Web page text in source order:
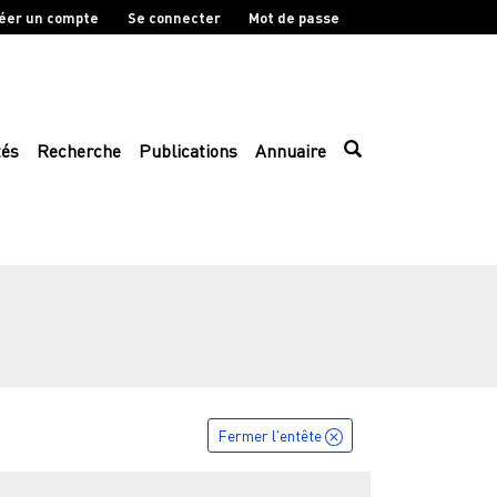
un compte Se connecter Mot de passe
Recherche Publications Annuaire
Fermer l'entête